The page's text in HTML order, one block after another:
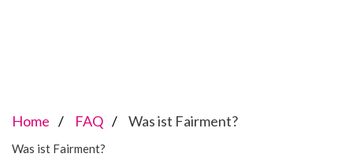
Home FAQ Was ist Fairment?
Was ist Fairment?